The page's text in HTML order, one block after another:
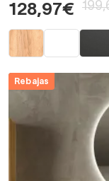
128,97€
Rebajas